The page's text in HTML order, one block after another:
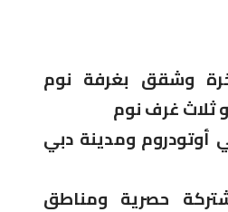
وشقق بغرفة نوم
ثلاث غرف نوم
أوتودروم ومدينة دبي
حصرية ومناطق